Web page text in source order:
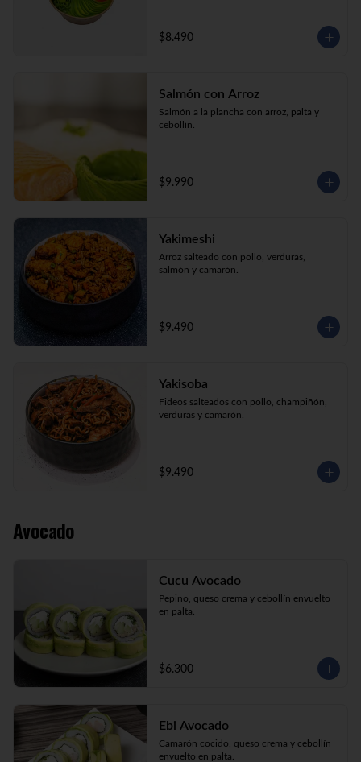
$8.490
Salmón con Arroz
Salmón a la plancha con arroz, palta y
cebollín.
$9.990
Yakimeshi
Arroz salteado con pollo, verduras,
salmón y camarón.
$9.490
Yakisoba
Fideos salteados con pollo, champiñón,
verduras y camarón.
$9.490
Avocado
Cucu Avocado
Pepino, queso crema y cebollín envuelto
en palta.
$6.300
Ebi Avocado
Camarón cocido, queso crema y cebollín
envuelto en palta.